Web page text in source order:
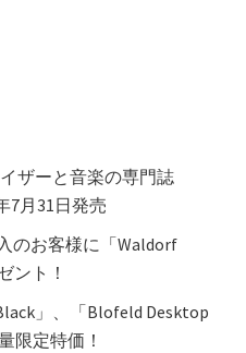
ザーと音楽の専門誌
7月31日発売
のお客様に「Waldorf
ント！
」、「Blofeld Desktop
限定特価！